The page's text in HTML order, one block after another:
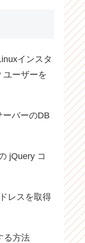
インスタ
ユーザーを
ーバーのDB
jQuery コ
レスを取得
る方法